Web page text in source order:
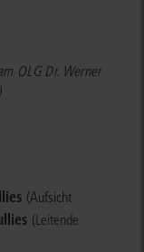
OLG Dr. Werner
(Aufsicht
(Leitende